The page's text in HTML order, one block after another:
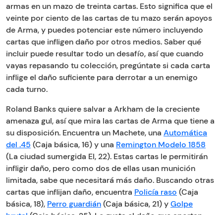
armas en un mazo de treinta cartas. Esto significa que el
veinte por ciento de las cartas de tu mazo serán apoyos
de Arma, y puedes potenciar este número incluyendo
cartas que infligen daño por otros medios. Saber qué
incluir puede resultar todo un desafío, así que cuando
vayas repasando tu colección, pregúntate si cada carta
inflige el daño suficiente para derrotar a un enemigo
cada turno.
Roland Banks quiere salvar a Arkham de la creciente
amenaza gul, así que mira las cartas de Arma que tiene a
su disposición. Encuentra un Machete, una Automática
del .45 (Caja básica, 16) y una Remington Modelo 1858
(La ciudad sumergida EI, 22). Estas cartas le permitirán
infligir daño, pero como dos de ellas usan munición
limitada, sabe que necesitará más daño. Buscando otras
cartas que inflijan daño, encuentra Policía raso (Caja
básica, 18), Perro guardián(Caja básica, 21) yGolpe